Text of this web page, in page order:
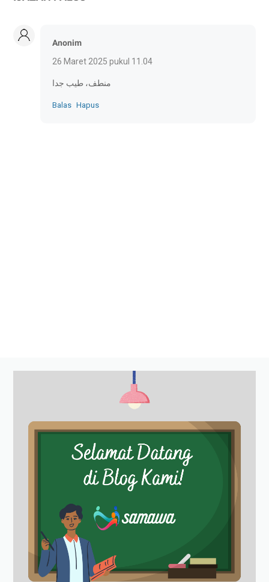
Anonim
26 Maret 2025 pukul 11.04
منطف، طيب جدا
Balas Hapus